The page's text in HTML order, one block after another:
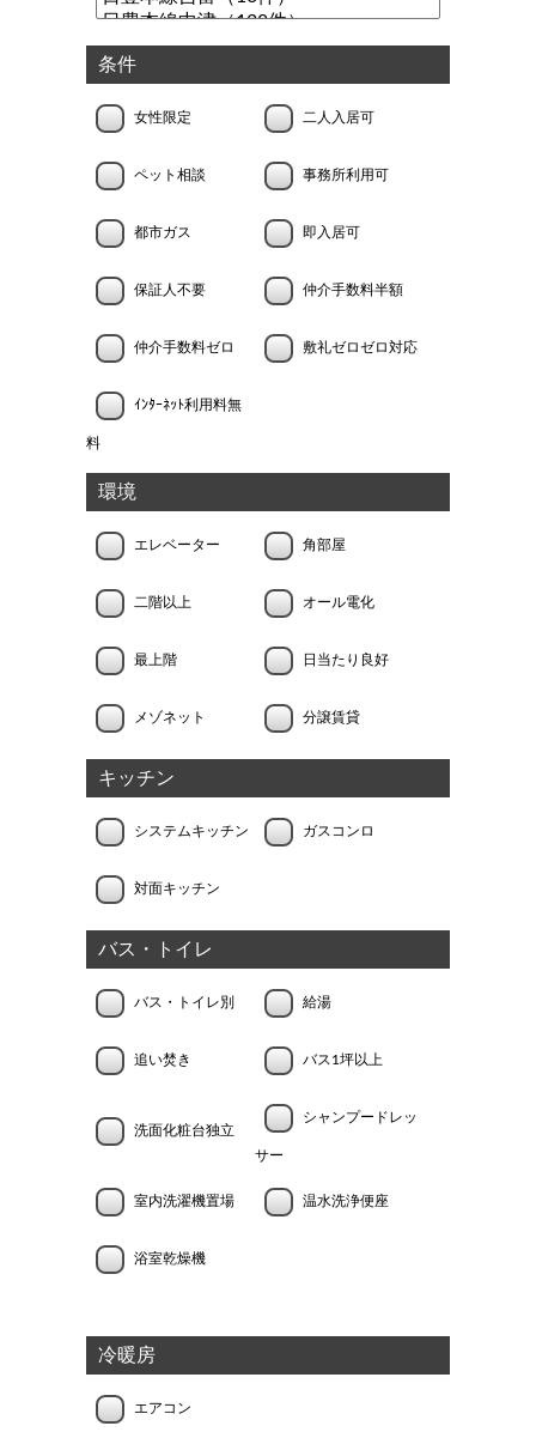
条件
女性限定 二人入居可
ペット相談 事務所利用可
都市ガス 即入居可
保証人不要 仲介手数料半額
仲介手数料ゼロ 敷礼ゼロゼロ対応
ｲﾝﾀｰﾈｯﾄ利用料無
料
環境
エレベーター 角部屋
二階以上 オール電化
最上階 日当たり良好
メゾネット 分譲賃貸
キッチン
システムキッチン ガスコンロ
対面キッチン
バス・トイレ
バス・トイレ別 給湯
追い焚き バス1坪以上
洗面化粧台独立
シャンプードレッ
サー
室内洗濯機置場 温水洗浄便座
浴室乾燥機
冷暖房
エアコン